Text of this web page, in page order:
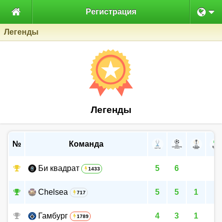
 Регистрация
Легенды
Легенды
№ Команда
Би квадрат 1433 5 6
Chelsea 717 5 5 1
Гамбург 1789 4 3 1